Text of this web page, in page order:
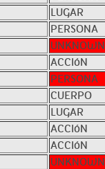
LUGAR
PERSONA
UNKNOWN
ACCIóN
PERSONA
CUERPO
LUGAR
ACCIóN
ACCIóN
UNKNOWN